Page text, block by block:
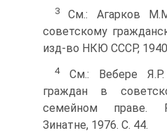
3
См.: Агарков
советскому
изд-во НКЮ СССР,
4См.: Вебере Я.Р.
граждан в
семейном праве.
Зинатне, 1976. С. 44.